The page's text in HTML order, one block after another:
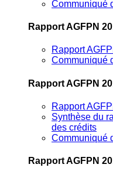
Communiqué
Rapport AGFPN
Rapport
Communiqué
Rapport AGFPN
Rapport
Synthèse du
des crédits
Communiqué
Rapport AGFPN